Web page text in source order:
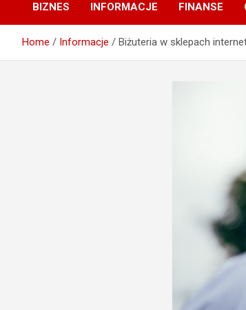
BIZNES INFORMACJE FINANSE
Home Informacje Biżuteria w sklepach